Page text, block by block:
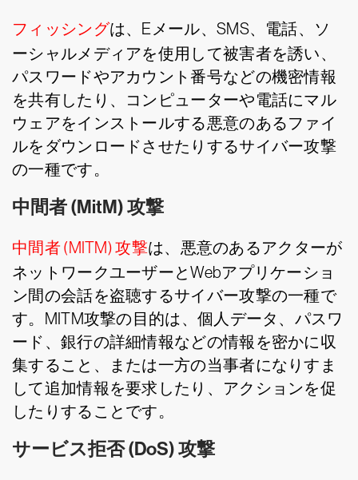
フィッシングは、Eメール、SMS、電話、ソ
ーシャルメディアを使用して被害者を誘い、
パスワードやアカウント番号などの機密情報
を共有したり、コンピューターや電話にマル
ウェアをインストールする悪意のあるファイ
ルをダウンロードさせたりするサイバー攻撃
の一種です。
中間者 (MitM) 攻撃
中間者 (MITM) 攻撃は、悪意のあるアクターが
ネットワークユーザーとWebアプリケーショ
ン間の会話を盗聴するサイバー攻撃の一種で
す。MITM攻撃の目的は、個人データ、パスワ
ード、銀行の詳細情報などの情報を密かに収
集すること、または一方の当事者になりすま
して追加情報を要求したり、アクションを促
したりすることです。
サービス拒否 (DoS) 攻撃